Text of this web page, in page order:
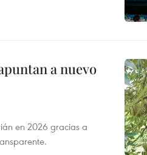
a nuevo
en 2026 gracias a